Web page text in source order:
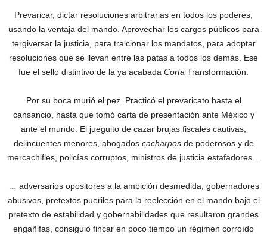
Prevaricar, dictar resoluciones arbitrarias en todos los poderes,
usando la ventaja del mando. Aprovechar los cargos públicos para
tergiversar la justicia, para traicionar los mandatos, para adoptar
resoluciones que se llevan entre las patas a todos los demás. Ese
fue el sello distintivo de la ya acabada Corta Transformación.
Por su boca murió el pez. Practicó el prevaricato hasta el
cansancio, hasta que tomó carta de presentación ante México y
ante el mundo. El jueguito de cazar brujas fiscales cautivas,
delincuentes menores, abogados cacharposde poderosos y de
mercachifles, policías corruptos, ministros de justicia estafadores…
… adversarios opositores a la ambición desmedida, gobernadores
abusivos, pretextos pueriles para la reelección en el mando bajo el
pretexto de estabilidad y gobernabilidades que resultaron grandes
engañifas, consiguió fincar en poco tiempo un régimen corroído